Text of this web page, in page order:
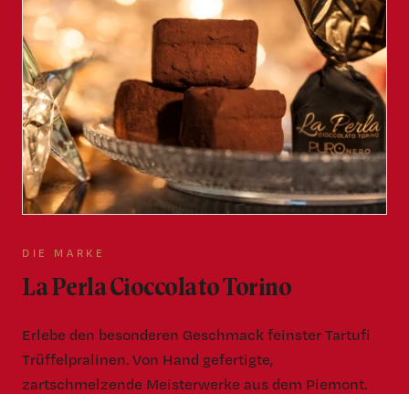
DIE MARKE
La Perla Cioccolato Torino
Erlebe den besonderen Geschmack feinster Tartufi
Trüffelpralinen. Von Hand gefertigte,
zartschmelzende Meisterwerke aus dem Piemont.